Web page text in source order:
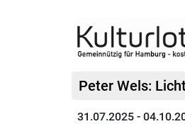
Peter Wels:
31.07.2025 -